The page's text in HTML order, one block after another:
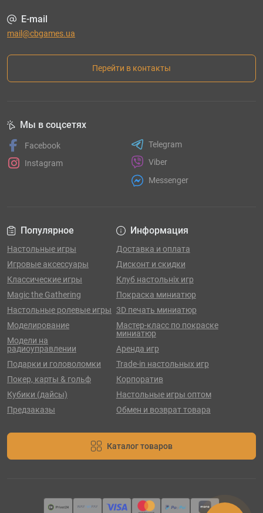
E-mail
mail@cbgames.ua
Перейти в контакты
Популярное
Настольные игры
Игровые аксессуары
Классические игры
Magic the Gathering
Настольные ролевые игры
Моделирование
Модели на
радиоуправлении
Подарки и головоломки
Покер, карты & гольф
Кубики (дайсы)
Предзаказы
Информация
Доставка и оплата
Дисконт и скидки
Клуб настольніх игр
Покраска миниатюр
3D печать миниатюр
Мастер-класс по покраске
миниатюр
Аренда игр
Trade-in настольных игр
Корпоратив
Настольные игры оптом
Обмен и возврат товара
Каталог товаров
Мы в соцсетях
Facebook
Instagram
Telegram
Viber
Messenger